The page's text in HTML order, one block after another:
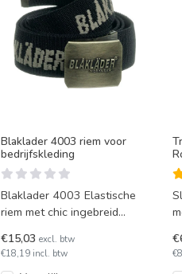
Blaklader 4003 riem voor
bedrijfskleding
Blaklader 4003 Elastische
riem met chic ingebreid
€15,03 excl. btw
€18,19 incl. btw
t/